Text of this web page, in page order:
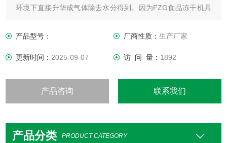
环境下直接升华成气体除去水分得到。因为FZG食品冻干机具
低温和真空环境下干燥，能有效的让食品营养成分的不流失，
点。
产品型号： 厂商性质： 生产厂家
更新时间：2025-09-07 访 问 量： 1892
产品咨询 联系我们
产品分类 PRODUCT CATEGORY